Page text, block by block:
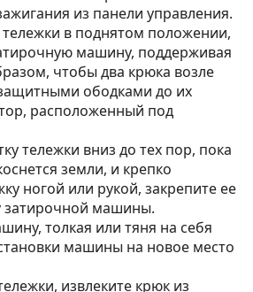
из панели управления.
в поднятом положении,
машину, поддерживая
чтобы два крюка возле
ободками до их
расположенный под
тележки вниз до тех пор, пока
земли, и крепко
ногой или рукой, закрепите ее
затирочной машины.
толкая или тяня на себя
машины на новое место
извлеките крюк из